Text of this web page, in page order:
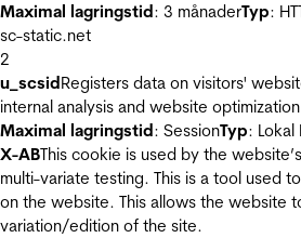
Maximal lagringstid: 3 månaderTyp:
sc-static.net
2
u_scsidRegisters data on visitors'
internal analysis and website
Maximal lagringstid: SessionTyp: Lokal
X-ABThis cookie is used by the
multi-variate testing. This is a tool used
on the website. This allows the website
variation/edition of the site.